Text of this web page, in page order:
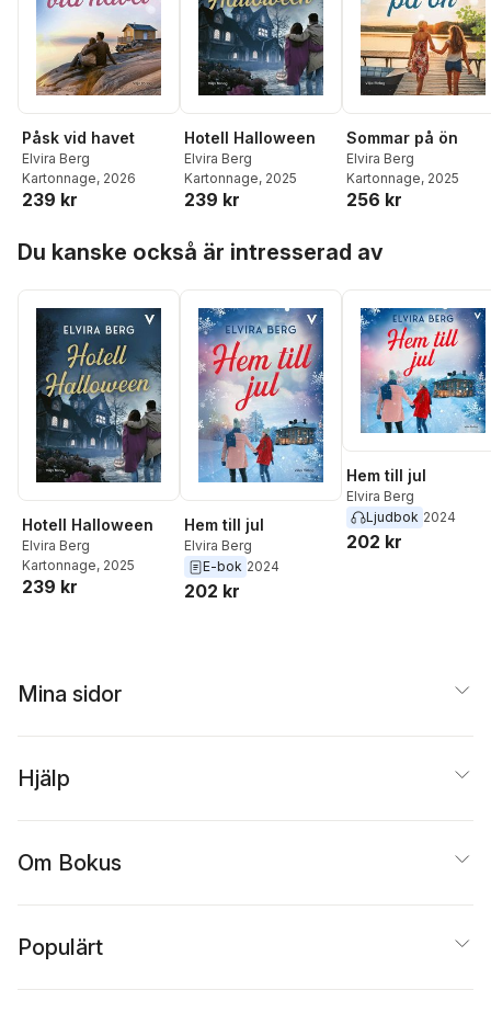
Påsk vid havet
Elvira Berg
Kartonnage, 2026
239 kr
Hotell Halloween
Elvira Berg
Kartonnage, 2025
239 kr
Sommar på ön
Elvira Berg
Kartonnage, 2025
256 kr
Du kanske också är intresserad av
Hotell Halloween
Elvira Berg
Kartonnage, 2025
239 kr
Hem till jul
Elvira Berg
E-bok 2024
202 kr
Hem till jul
Elvira Berg
Ljudbok 2024
202 kr
Mina sidor
Hjälp
Om Bokus
Populärt